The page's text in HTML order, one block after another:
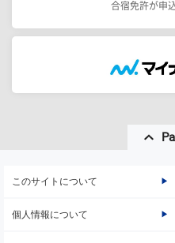
合宿免許が申
このサイトについて
個人情報について